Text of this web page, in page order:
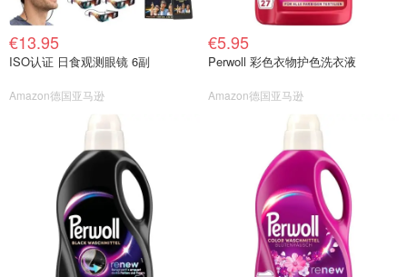
€13.95
ISO认证 日食观测眼镜 6副
Amazon德国亚马逊
€5.95
Perwoll 彩色衣物护色洗衣液
Amazon德国亚马逊